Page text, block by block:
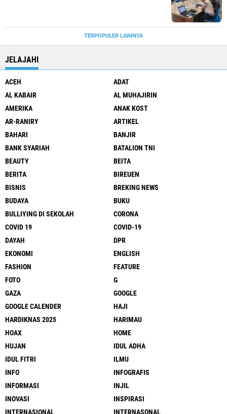
TERPOPULER LAINNYA
JELAJAHI
ACEH
ADAT
AL KABAIR
AL MUHAJIRIN
AMERIKA
ANAK KOST
AR-RANIRY
ARTIKEL
BAHARI
BANJIR
BANK SYARIAH
BATALION TNI
BEAUTY
BEITA
BERITA
BIREUEN
BISNIS
BREKING NEWS
BUDAYA
BUKU
BULLIYING DI SEKOLAH
CORONA
COVID 19
COVID-19
DAYAH
DPR
EKONOMI
ENGLISH
FASHION
FEATURE
FOTO
G
GAZA
GOOGLE
GOOGLE CALENDER
HAJI
HARDIKNAS 2025
HARIMAU
HOAX
HOME
HUJAN
IDUL ADHA
IDUL FITRI
ILMU
INFO
INFOGRAFIS
INFORMASI
INJIL
INOVASI
INSPIRASI
INTERNASIONAL
INTERNASONAL